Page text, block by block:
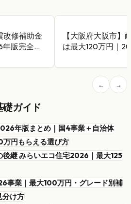
改修補助金
版完全ガ
【大阪府大阪市】
は最大120万円｜
← →
礎ガイド
年版まとめ｜国4事業＋自治体
円もらえる選び方
後継 みらいエコ住宅2026｜最大125
事業｜最大100万円・グレード別補
分け方